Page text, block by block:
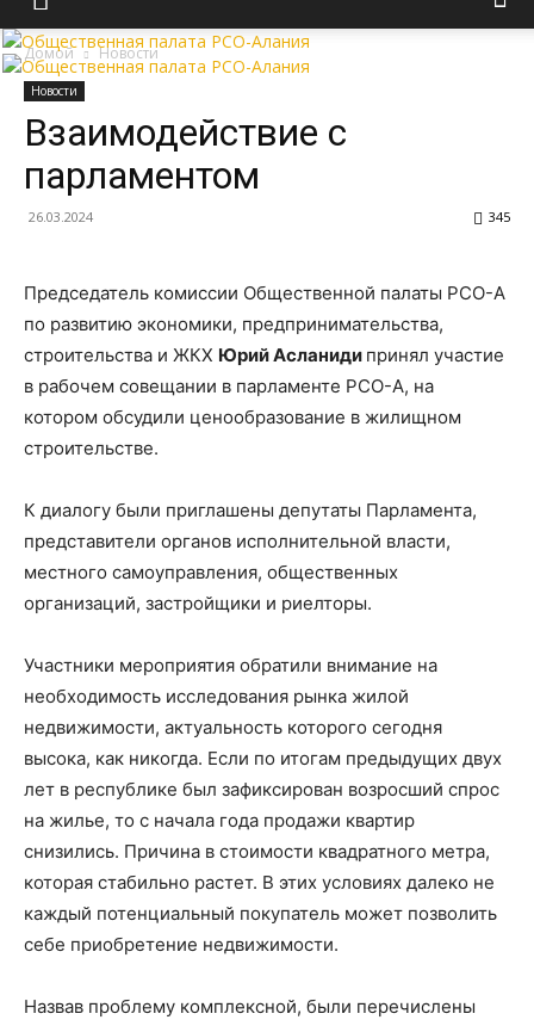
Домой Новости
Новости
Взаимодействие с
парламентом
26.03.2024 345
Председатель комиссии Общественной палаты РСО-А
по развитию экономики, предпринимательства,
строительства и ЖКХ Юрий Асланиди принял участие
в рабочем совещании в парламенте РСО-А, на
котором обсудили ценообразование в жилищном
строительстве.
К диалогу были приглашены депутаты Парламента,
представители органов исполнительной власти,
местного самоуправления, общественных
организаций, застройщики и риелторы.
Участники мероприятия обратили внимание на
необходимость исследования рынка жилой
недвижимости, актуальность которого сегодня
высока, как никогда. Если по итогам предыдущих двух
лет в республике был зафиксирован возросший спрос
на жилье, то с начала года продажи квартир
снизились. Причина в стоимости квадратного метра,
которая стабильно растет. В этих условиях далеко не
каждый потенциальный покупатель может позволить
себе приобретение недвижимости.
Назвав проблему комплексной, были перечислены